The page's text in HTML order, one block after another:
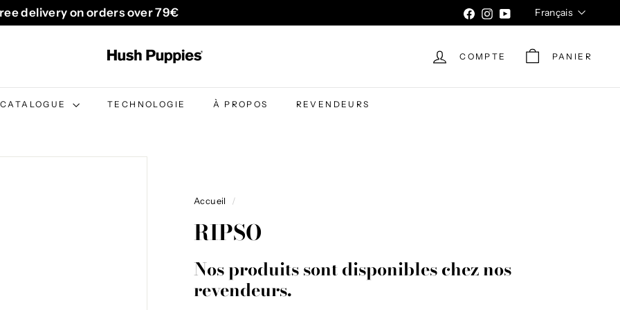
Diaporama
delivery on orders over 79€ FacebookInstagram
YouTubeLangue
Français
H
u
s
h
COMPTE PANIER
CATALOGUE TECHNOLOGIE À PROPOS REVENDEURS
Accueil /
RIPSO
Nos produits sont disponibles chez nos
revendeurs.